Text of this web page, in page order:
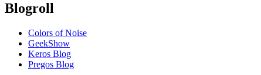
Blogroll
Colors of Noise
GeekShow
Keros Blog
Pregos Blog